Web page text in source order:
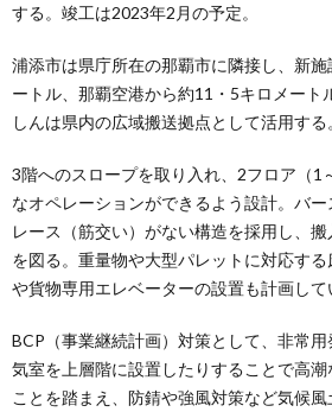
する。竣工は2023年2月の予定。
浦添市は県庁所在の那覇市に隣接し、新
ートル、那覇空港から約11・5キロメート
しんは県内の広域搬送拠点として活用する
3階へのスロープを取り入れ、2フロア（1
なオペレーションができるよう設計。バ
レース（筋交い）がない構造を採用し、
を図る。重量物や大型パレットに対応す
や貨物専用エレベーターの設置も計画して
BCP（事業継続計画）対策として、非常
気室を上層階に設置したりすることで高
ことを踏まえ、防錆や強風対策など気候